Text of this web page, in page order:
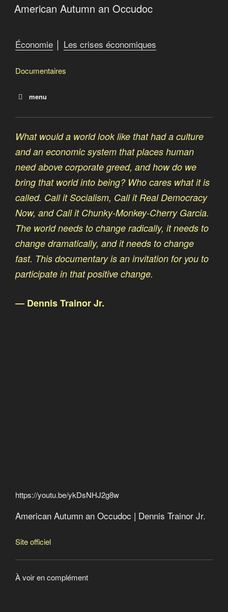
American Autumn an Occudoc
Économie │ Les crises économiques
Documentaires
menu
Noire finance : le bal des vautours
American Autumn an Occudoc
La stratégie du choc
What would a world look like that had a culture
and an economic system that places human
need above corporate greed, and how do we
bring that world into being? Who cares what it is
called. Call it Socialism, Call it Real Democracy
Now, and Call it Chunky-Monkey-Cherry Garcia.
The world needs to change radically, it needs to
change dramatically, and it needs to change
fast. This documentary is an invitation for you to
participate in that positive change.
― Dennis Trainor Jr.
https://youtu.be/ykDsNHJ2g8w
American Autumn an Occudoc | Dennis Trainor Jr.
Site officiel
À voir en complément